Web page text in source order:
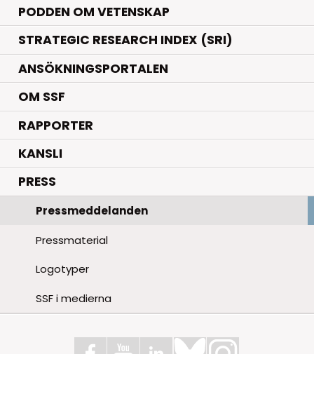
PODDEN OM VETENSKAP
STRATEGIC RESEARCH INDEX (SRI)
ANSÖKNINGSPORTALEN
OM SSF
RAPPORTER
KANSLI
PRESS
Pressmeddelanden
Pressmaterial
Logotyper
SSF i medierna